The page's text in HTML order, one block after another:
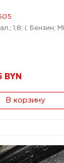
1,8; i; Бензин;
BYN
В корзину